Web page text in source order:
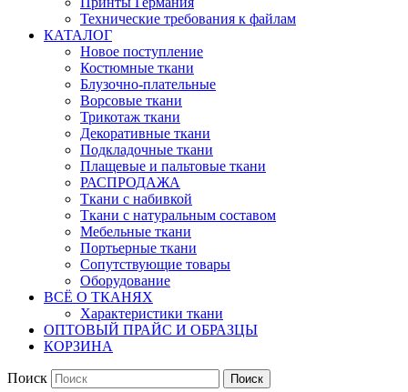
Технические требования к файлам
КАТАЛОГ
Новое поступление
Костюмные ткани
Блузочно-плательные
Ворсовые ткани
Трикотаж ткани
Декоративные ткани
Подкладочные ткани
Плащевые и пальтовые ткани
РАСПРОДАЖА
Ткани с набивкой
Ткани с натуральным составом
Мебельные ткани
Портьерные ткани
Сопутствующие товары
Оборудование
ВСЁ О ТКАНЯХ
Характеристики ткани
ОПТОВЫЙ ПРАЙС И ОБРАЗЦЫ
КОРЗИНА
Поиск